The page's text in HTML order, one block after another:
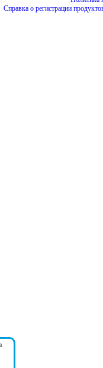
Справка о регистрации